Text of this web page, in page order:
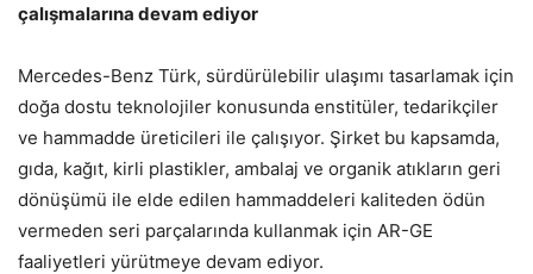
çalışmalarına devam ediyor
Mercedes-Benz Türk, sürdürülebilir ulaşımı tasarlamak için
doğa dostu teknolojiler konusunda enstitüler, tedarikçiler
ve hammadde üreticileri ile çalışıyor. Şirket bu kapsamda,
gıda, kağıt, kirli plastikler, ambalaj ve organik atıkların geri
dönüşümü ile elde edilen hammaddeleri kaliteden ödün
vermeden seri parçalarında kullanmak için AR-GE
faaliyetleri yürütmeye devam ediyor.